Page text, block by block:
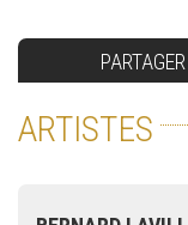
PARTAGER
ARTISTES